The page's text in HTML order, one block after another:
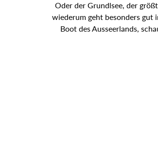
Oder der Grundlsee, der
wiederum geht besonders gut
Boot des Ausseerlands,